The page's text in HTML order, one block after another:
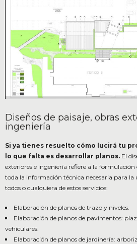
Diseños de paisaje, obras
ingeniería
Si ya tienes resuelto cómo lucirá tu
lo que falta es desarrollar planos. El
exteriores e ingeniería refiere a la formulación
toda la información técnica necesaria para
todos o cualquiera de estos servicios:
Elaboración de planos de trazo y niveles.
Elaboración de planos de pavimentos:
vehiculares.
Elaboración de planos de jardinería: